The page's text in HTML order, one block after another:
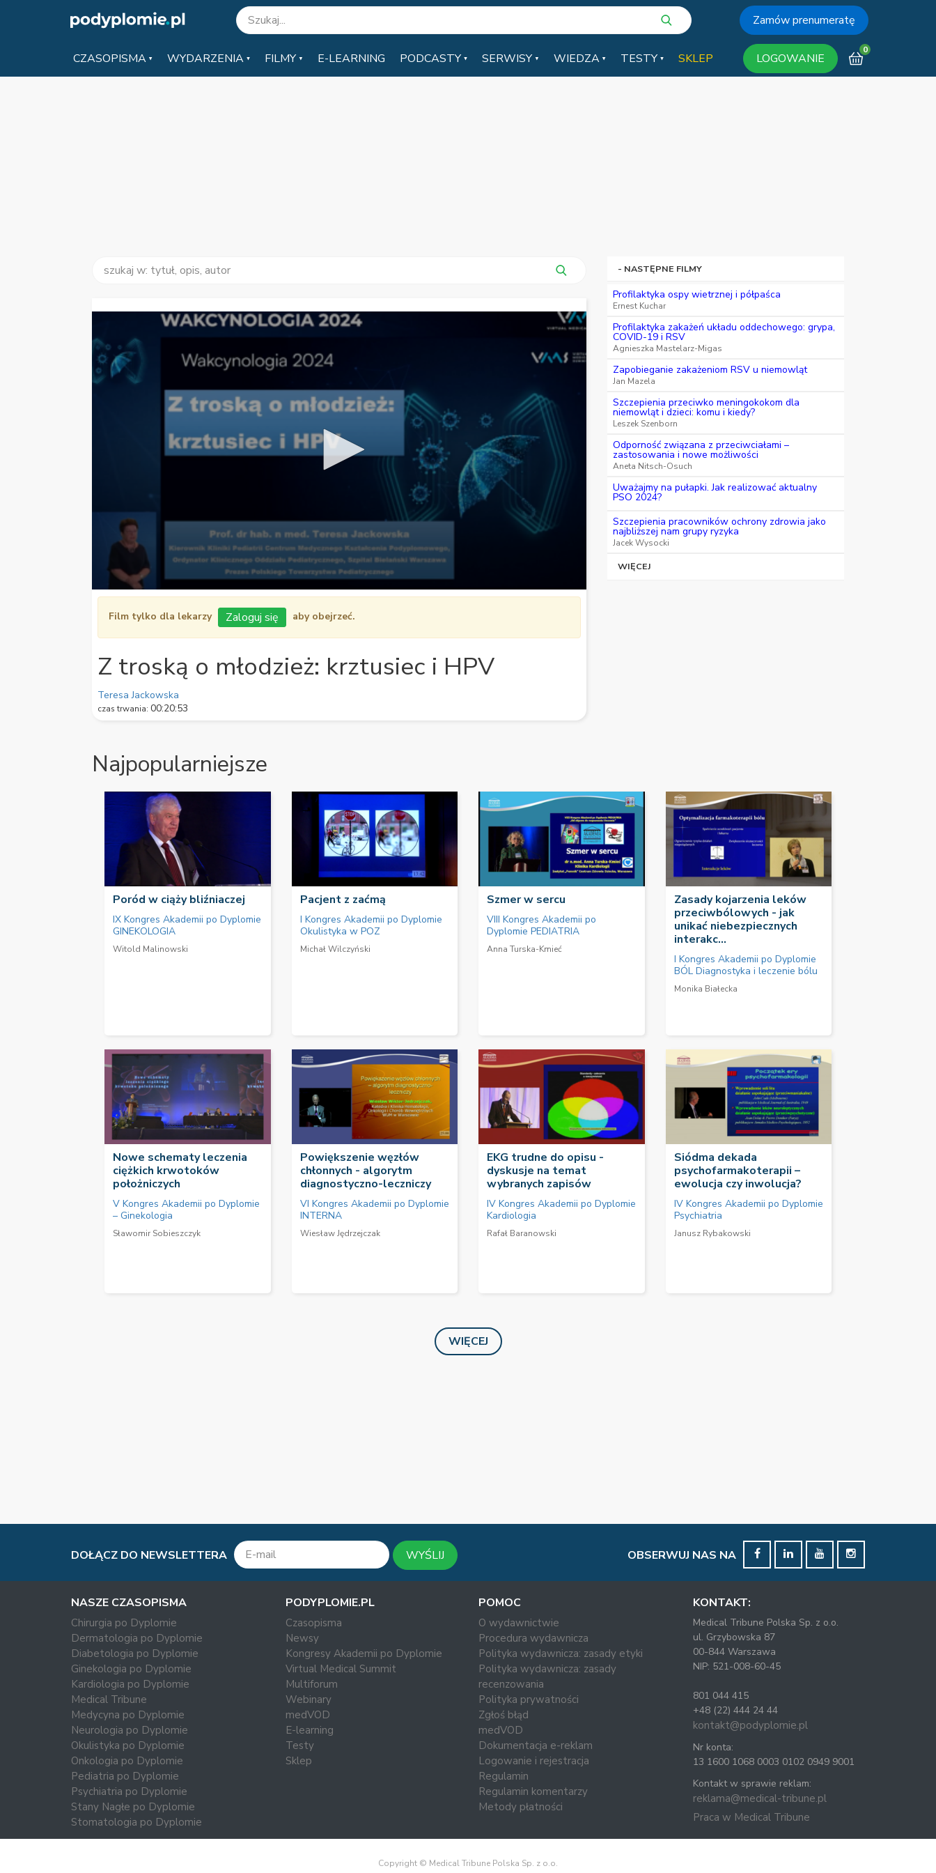
Zamów prenumeratę
CZASOPISMA WYDARZENIA FILMY E-LEARNING PODCASTY SERWISY WIEDZA TESTY SKLEP LOGOWANIE
0
secondsVolume
Film tylko dla lekarzy Zaloguj się aby obejrzeć.
Z troską o młodzież: krztusiec i HPV
Teresa Jackowska
czas trwania: 00:20:53
- NASTĘPNE FILMY
Profilaktyka ospy wietrznej i półpaśca
Ernest Kuchar
Profilaktyka zakażeń układu oddechowego: grypa,
COVID-19 i RSV
Agnieszka Mastelarz-Migas
Zapobieganie zakażeniom RSV u niemowląt
Jan Mazela
Szczepienia przeciwko meningokokom dla
niemowląt i dzieci: komu i kiedy?
Leszek Szenborn
Odporność związana z przeciwciałami –
zastosowania i nowe możliwości
Aneta Nitsch-Osuch
Uważajmy na pułapki. Jak realizować aktualny
PSO 2024?
Szczepienia pracowników ochrony zdrowia jako
najbliższej nam grupy ryzyka
Jacek Wysocki
WIĘCEJ
Najpopularniejsze
Poród w ciąży bliźniaczej
IX Kongres Akademii po Dyplomie
GINEKOLOGIA
Witold Malinowski
Pacjent z zaćmą
I Kongres Akademii po Dyplomie
Okulistyka w POZ
Michał Wilczyński
Szmer w sercu
VIII Kongres Akademii po
Dyplomie PEDIATRIA
Anna Turska-Kmieć
Zasady kojarzenia leków
przeciwbólowych - jak
unikać niebezpiecznych
interakc...
I Kongres Akademii po Dyplomie
BÓL Diagnostyka i leczenie bólu
Monika Białecka
Nowe schematy leczenia
ciężkich krwotoków
położniczych
V Kongres Akademii po Dyplomie
– Ginekologia
Sławomir Sobieszczyk
Powiększenie węzłów
chłonnych - algorytm
diagnostyczno-leczniczy
VI Kongres Akademii po Dyplomie
INTERNA
Wiesław Jędrzejczak
EKG trudne do opisu -
dyskusje na temat
wybranych zapisów
IV Kongres Akademii po Dyplomie
Kardiologia
Rafał Baranowski
Siódma dekada
psychofarmakoterapii –
ewolucja czy inwolucja?
IV Kongres Akademii po Dyplomie
Psychiatria
Janusz Rybakowski
WIĘCEJ
DOŁĄCZ DO NEWSLETTERA WYŚLIJ OBSERWUJ NAS NA
NASZE CZASOPISMA
Chirurgia po Dyplomie
Dermatologia po Dyplomie
Diabetologia po Dyplomie
Ginekologia po Dyplomie
Kardiologia po Dyplomie
Medical Tribune
Medycyna po Dyplomie
Neurologia po Dyplomie
Okulistyka po Dyplomie
Onkologia po Dyplomie
Pediatria po Dyplomie
Psychiatria po Dyplomie
Stany Nagłe po Dyplomie
Stomatologia po Dyplomie
PODYPLOMIE.PL
Czasopisma
Newsy
Kongresy Akademii po Dyplomie
Virtual Medical Summit
Multiforum
Webinary
medVOD
E-learning
Testy
Sklep
POMOC
O wydawnictwie
Procedura wydawnicza
Polityka wydawnicza: zasady etyki
Polityka wydawnicza: zasady
recenzowania
Polityka prywatności
Zgłoś błąd
medVOD
Dokumentacja e-reklam
Logowanie i rejestracja
Regulamin
Regulamin komentarzy
Metody płatności
KONTAKT:
Medical Tribune Polska Sp. z o.o.
ul. Grzybowska 87
00-844 Warszawa
NIP: 521-008-60-45
801 044 415
+48 (22) 444 24 44
kontakt@podyplomie.pl
Nr konta:
13 1600 1068 0003 0102 0949 9001
Kontakt w sprawie reklam:
reklama@medical-tribune.pl
Praca w Medical Tribune
Copyright © Medical Tribune Polska Sp. z o.o.